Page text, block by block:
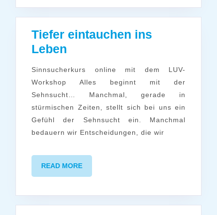
Tiefer eintauchen ins
Leben
ins
Leben
Sinnsucherkurs online mit dem LUV-
Workshop Alles beginnt mit der
Sehnsucht… Manchmal, gerade in
stürmischen Zeiten, stellt sich bei uns ein
Gefühl der Sehnsucht ein. Manchmal
bedauern wir Entscheidungen, die wir
READ MOREREAD
MORE